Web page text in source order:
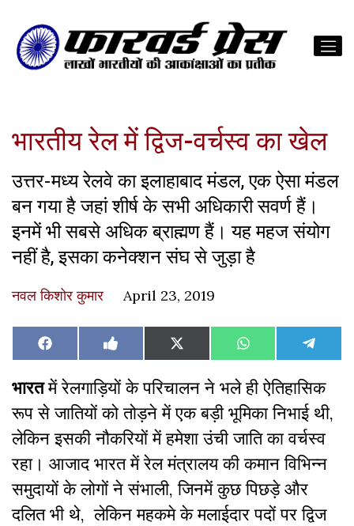
भारतीय रेल में द्विज-वर्चस्व का खेल
उत्तर-मध्य रेलवे का इलाहाबाद मंडल, एक ऐसा मंडल
बन गया है जहां शीर्ष के सभी अधिकारी सवर्ण हैं।
इनमें भी सबसे अधिक ब्राह्मण हैं। यह महज संयोग
नहीं है, इसका कनेक्शन संघ से जुड़ा है
नवल किशोर कुमार April 23, 2019
Share
on
Facebook Share
on
Like
on
Facebook
Share
on
X
(Twitter)
Share
on
WhatsAppShare
on
भारतमें रेलगाड़ियों के परिचालन ने भले ही ऐतिहासिक
रूप से जातियों को तोड़ने में एक बड़ी भूमिका निभाई थी,
लेकिन इसकी नौकरियों में हमेशा उंची जाति का वर्चस्व
रहा। आजाद भारत में रेल मंत्रालय की कमान विभिन्न
समुदायों के लोगों ने संभाली, जिनमें कुछ पिछड़े और
दलित भी थे, लेकिन महकमे के मलाईदार पदों पर द्विज